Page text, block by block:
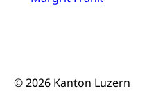
© 2026 Kanton Luzern
Geburtsurkunde,